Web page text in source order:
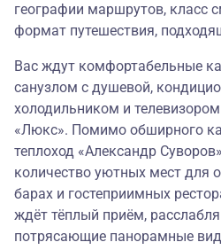
географии маршрутов, класс
формат путешествия,
Вас ждут комфортабельные
санузлом с душевой,
холодильником и
«Люкс». Помимо обширного
теплоход «Александр
количество уютных мест для
барах и гостеприимных
ждёт тёплый приём,
потрясающие панорамные